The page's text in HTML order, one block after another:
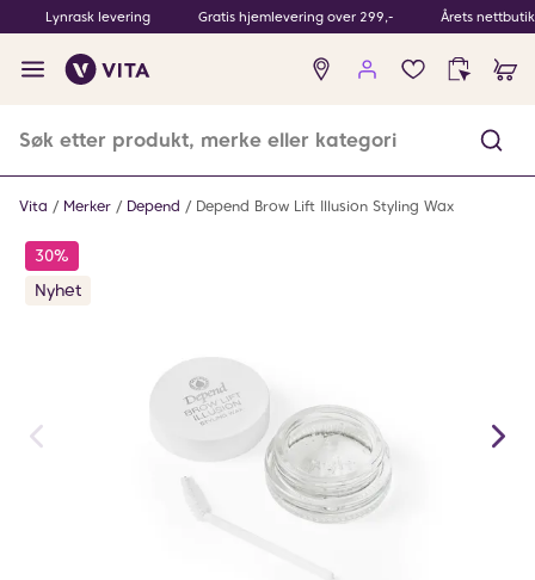
Lynrask levering Gratis hjemlevering over 299,- Årets
Ingen
produkter
Vita Merker Depend Depend Brow Lift Illusion Styling Wax
30%
Nyhet